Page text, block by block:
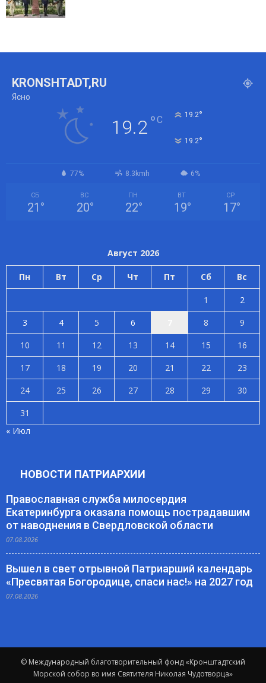
KRONSHTADT,RU
Ясно
19.2°C 19.2°
19.2°
77% 8.3kmh 6%
СБ
21 °
ВС
20°
ПН
22°
ВТ
19°
СР
17°
Август 2026
Пн Вт Ср Чт Пт Сб Вс
1
2
3
4 5 6 8
9
10
11 12 13 14 15
16
17
18 19 20 21 22
23
24
25 26 27 28 29
30
31
« Июл
НОВОСТИ ПАТРИАРХИИ
Православная служба милосердия
Екатеринбурга оказала помощь пострадавшим
от наводнения в Свердловской области
07.08.2026
Вышел в свет отрывной Патриарший календарь
«Пресвятая Богородице, спаси нас!» на 2027 год
07.08.2026
© Международный благотворительный фонд «Кронштадтский
Морской собор во имя Святителя Николая Чудотворца»